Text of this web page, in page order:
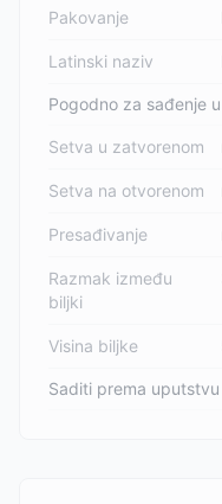
Pakovanje
Latinski naziv
Pogodno za sađenje
Setva u zatvorenom
Setva na otvorenom
Presađivanje
Razmak između
biljki
Visina biljke
Saditi prema